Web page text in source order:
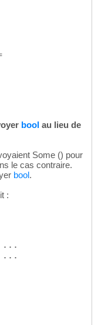
bool au lieu de
Some () pour
le cas contraire.
bool.
:
...
...